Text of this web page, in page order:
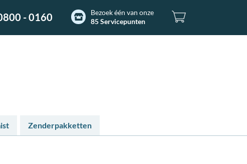
- 0160
Bezoek één van onze
85 Servicepunten
Zenderpakketten